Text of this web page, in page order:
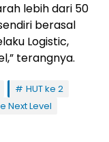
lebih dari 50
berasal
Logistic,
terangnya.
HUT ke 2
Next Level